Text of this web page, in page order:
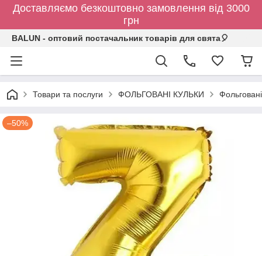
Доставляємо безкоштовно замовлення від 3000
грн
BALUN - оптовий постачальник товарів для свята🎈
Товари та послуги ФОЛЬГОВАНІ КУЛЬКИ
–50%